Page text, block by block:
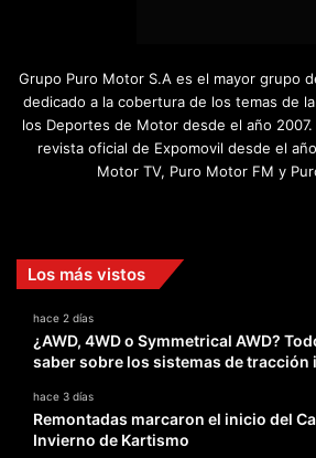
Grupo Puro Motor S.A es el mayor grupo
dedicado a la cobertura de los temas de
los Deportes de Motor desde el año
revista oficial de Expomovil desde el
Motor TV, Puro Motor FM y
Los más vistos
hace 2 días
¿AWD, 4WD o Symmetrical AWD?
saber sobre los sistemas de tracción
hace 3 días
Remontadas marcaron el inicio del
Invierno de Kartismo